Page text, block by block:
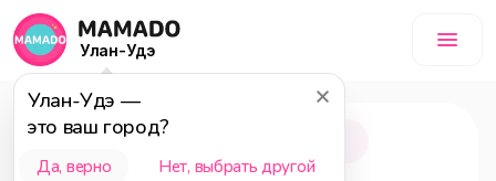
Улан-Удэ
Улан-Удэ —
это ваш город?
Да, верно Нет, выбрать другой
Улан-Удэ